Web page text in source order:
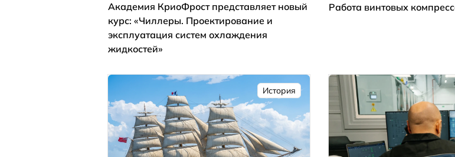
Академия КриоФрост представляет новый
курс: «Чиллеры. Проектирование и
эксплуатация систем охлаждения
жидкостей»
Работа винтовых
История